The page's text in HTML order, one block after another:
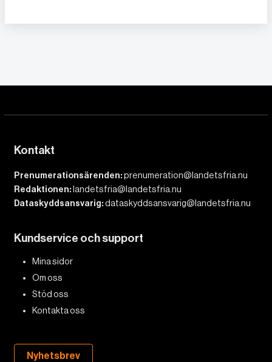
Kontakt
Prenumerationsärenden:prenumeration@landetsfria.nu
Redaktionen: landetsfria@landetsfria.nu
Dataskyddsansvarig:dataskyddsansvarig@landetsfria.nu
Kundservice och support
Mina sidor
Om oss
Stöd oss
Kontakta oss
Nyhetsbrev